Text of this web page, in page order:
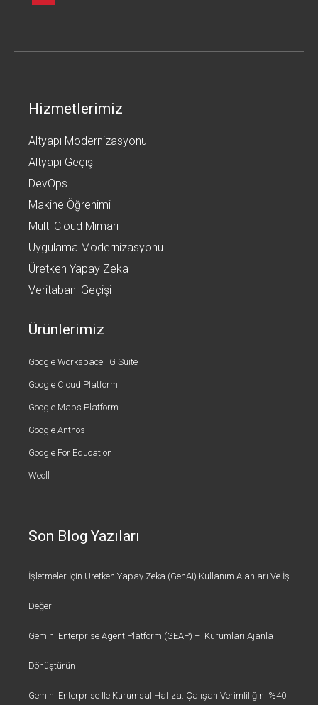
Hizmetlerimiz
Altyapı Modernizasyonu
Altyapı Geçişi
DevOps
Makine Öğrenimi
Multi Cloud Mimari
Uygulama Modernizasyonu
Üretken Yapay Zeka
Veritabanı Geçişi
Ürünlerimiz
Google Workspace | G Suite
Google Cloud Platform
Google Maps Platform
Google Anthos
Google For Education
Weoll
Son Blog Yazıları
İşletmeler İçin Üretken Yapay Zeka (GenAI) Kullanım Alanları Ve İş
Değeri
Gemini Enterprise Agent Platform (GEAP) – Kurumları Ajanla
Dönüştürün
Gemini Enterprise Ile Kurumsal Hafıza: Çalışan Verimliliğini %40